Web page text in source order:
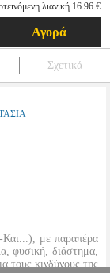
λιανική 16.96 €
Αγορά
Σχετικά
Και...), με παραπέρα
φυσική, διάστημα,
τους κινδύνους της